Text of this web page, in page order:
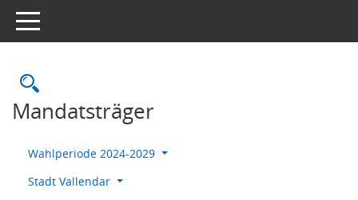
Toggle navigation
Rechercheauswahl
Mandatsträger
Wahlperiode 2024-2029
Stadt Vallendar